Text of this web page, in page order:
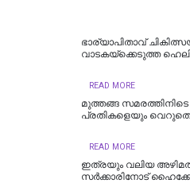
ഭാര്യാപിതാവ്
വാടകയ്‌ക്കെടുത്ത
READ MORE
മുത്തങ്ങ
പ്രതികളെയും വെറുതെ
READ MORE
ഇത്രയും വലിയ
സർക്കാരിനോട്